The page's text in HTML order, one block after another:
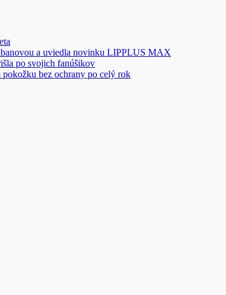
a uviedla novinku LIPPLUS MAX
po svojich fanúšikov
bez ochrany po celý rok